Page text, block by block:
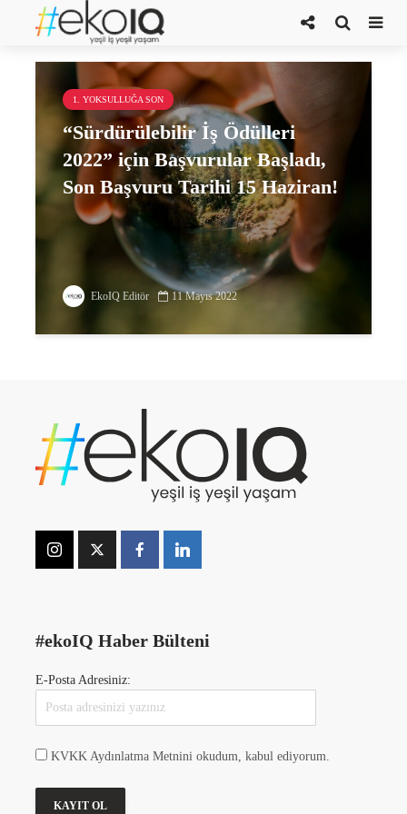
Döngüsel Plastik Yönetimi
1. YOKSULLUĞA SON
“Sürdürülebilir İş Ödülleri
2022” için Başvurular Başladı,
Son Başvuru Tarihi 15 Haziran!
EkoIQ Editör 11 Mayıs 2022
#ekoIQ Haber Bülteni
E-Posta Adresiniz:
KVKK Aydınlatma Metnini okudum, kabul ediyorum.